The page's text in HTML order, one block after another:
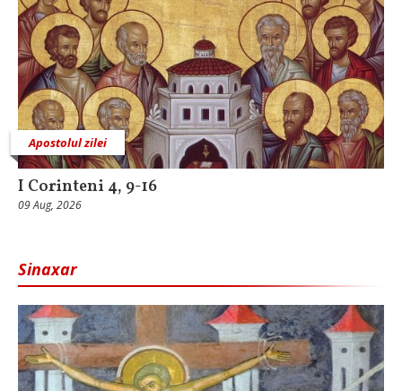
Apostolul zilei
I Corinteni 4, 9-16
09 Aug, 2026
Sinaxar